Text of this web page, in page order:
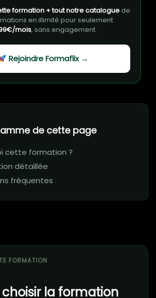
de cette page
cette formation ?
détaillée
fréquentes
FORMATION
choisir la formation
formation + tout notre cataloguede
en illimité pour seulement
mois, sans engagement.
Rejoindre Formaflix →